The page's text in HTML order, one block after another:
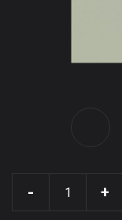
- +